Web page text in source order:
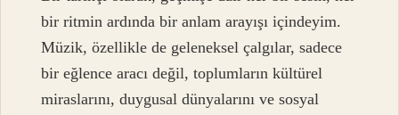
bir ritmin ardında bir anlam arayışı içindeyim.
Müzik, özellikle de geleneksel çalgılar, sadece
bir eğlence aracı değil, toplumların kültürel
miraslarını, duygusal dünyalarını ve sosyal